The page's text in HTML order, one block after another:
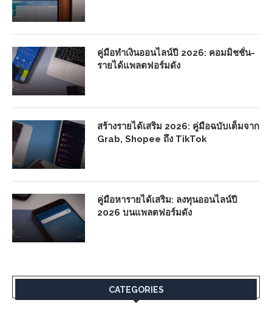
คู่มือทำเงินออนไลน์ปี 2026: คอมมิชชั่น-
รายได้แพลตฟอร์มดัง
สร้างรายได้เสริม 2026: คู่มือฉบับเต็มจาก
Grab, Shopee ถึง TikTok
คู่มือหารายได้เสริม: ลงทุนออนไลน์ปี
2026 บนแพลตฟอร์มดัง
CATEGORIES